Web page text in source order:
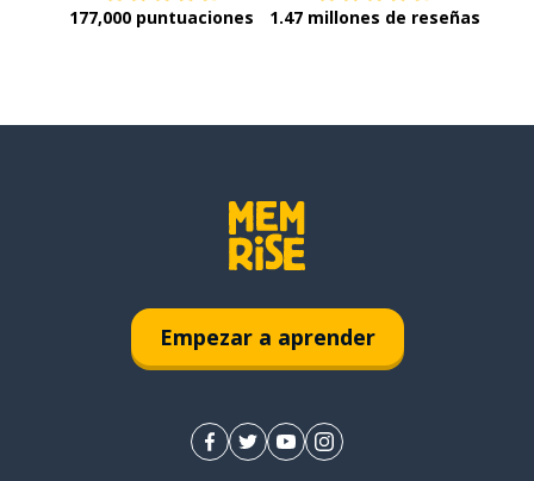
177,000 puntuaciones 1.47 millones de reseñas
Empezar a aprender